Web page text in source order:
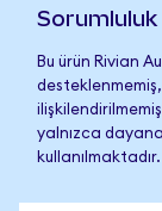
Sorumluluk
Bu ürün Rivian
yalnızca
kullanılmaktadır.